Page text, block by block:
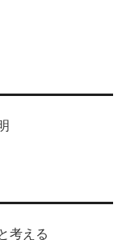
考える